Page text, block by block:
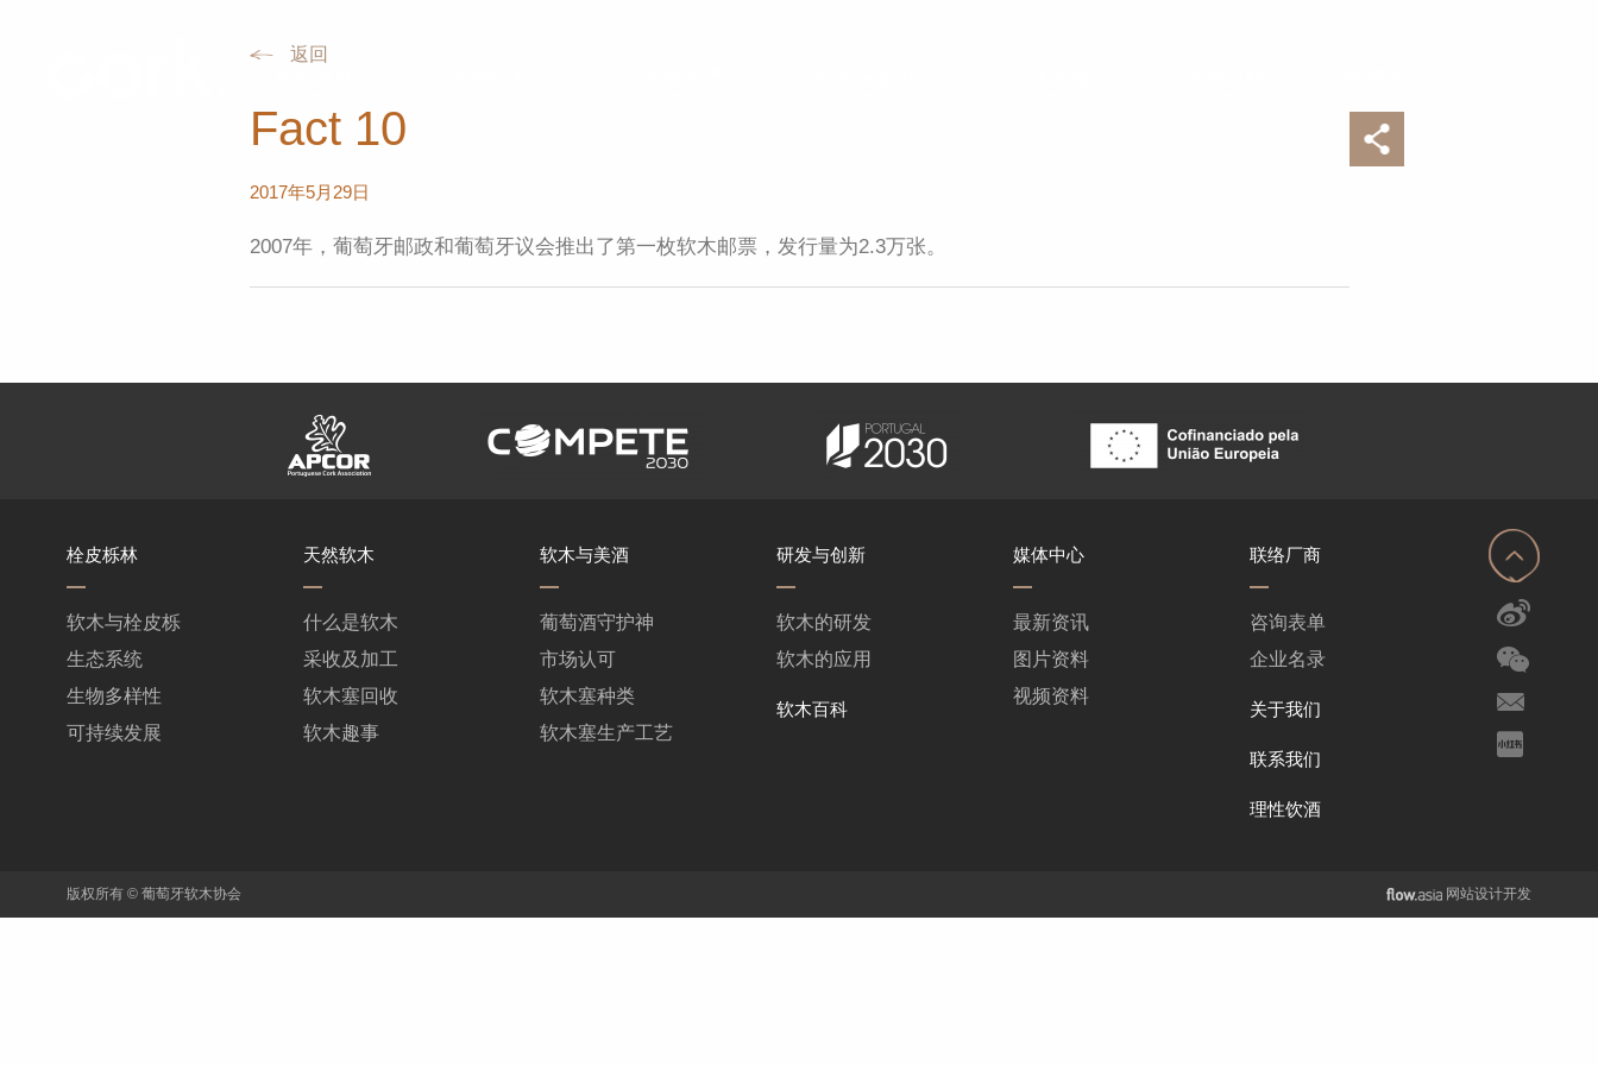
返回
Fact 10
2017年5月29日
2007年，葡萄牙邮政和葡萄牙议会推出了第一枚软木邮票，发行量为2.3万张。
栓皮栎林
软木与栓皮栎
生态系统
生物多样性
可持续发展
天然软木
什么是软木
采收及加工
软木塞回收
软木趣事
软木与美酒
葡萄酒守护神
市场认可
软木塞种类
软木塞生产工艺
研发与创新
软木的研发
软木的应用
软木百科
媒体中心
最新资讯
图片资料
视频资料
联络厂商
咨询表单
企业名录
关于我们
联系我们
理性饮酒
版权所有 © 葡萄牙软木协会 网站设计开发